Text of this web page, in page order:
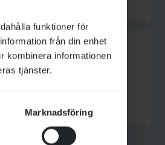
funktioner för
från din enhet
kombinera informationen
tjänster.
Marknadsföring
inför ditt besök.
över galoppbanan. I